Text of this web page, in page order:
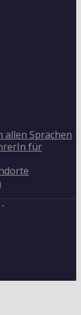
Sprachen
für